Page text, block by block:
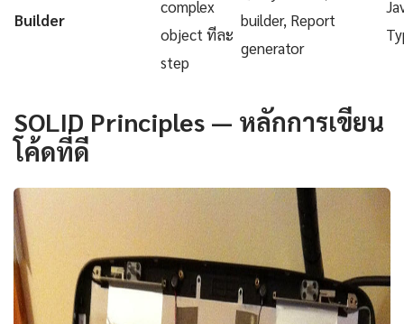
Builder
complex
object ทีละ
step
builder, Report
generator
SOLID Principles — หลักการเขียน
โค้ดที่ดี